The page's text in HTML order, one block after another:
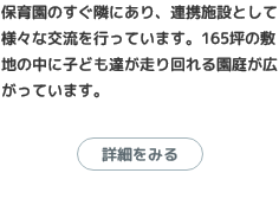
保育園のすぐ隣にあり、連携施設として
様々な交流を行っています。165坪の敷
地の中に子ども達が走り回れる園庭が広
がっています。
詳細をみる